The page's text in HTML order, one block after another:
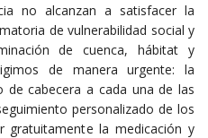
no alcanzan a satisfacer la
de vulnerabilidad social y
de cuenca, hábitat y
de manera urgente: la
de cabecera a cada una de las
personalizado de los
gratuitamente la medicación y